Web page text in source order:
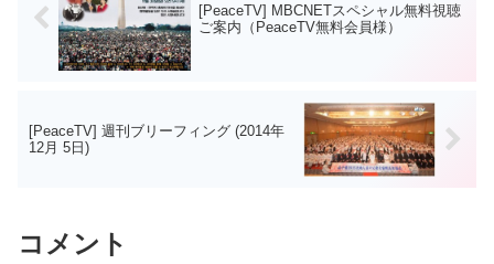
[PeaceTV] MBCNETスペシャル無料視聴
ご案内（PeaceTV無料会員様）
[PeaceTV] 週刊ブリーフィング (2014年
12月 5日)
コメント